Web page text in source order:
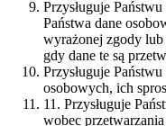
Przysługuje
Państwa dane
wyrażonej zgody lub
gdy dane te są
Przysługuje
osobowych, ich
11. Przysługuje
wobec